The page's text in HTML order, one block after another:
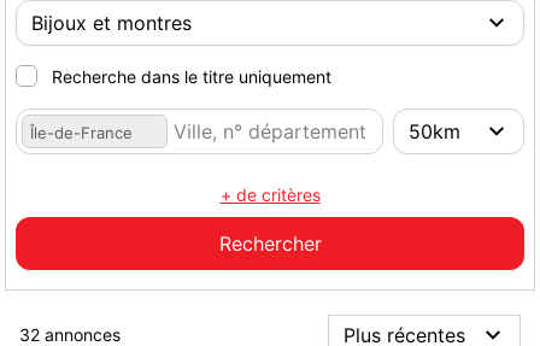
Recherche dans le titre uniquement
Île-de-France
+ de critères
32 annonces